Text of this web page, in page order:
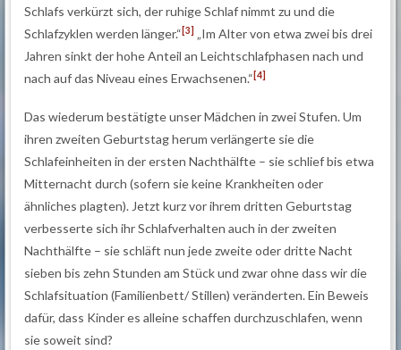
Schlafs verkürzt sich, der ruhige Schlaf nimmt zu und die
Schlafzyklen werden länger.“[3] „Im Alter von etwa zwei bis drei
Jahren sinkt der hohe Anteil an Leichtschlafphasen nach und
nach auf das Niveau eines Erwachsenen.“[4]
Das wiederum bestätigte unser Mädchen in zwei Stufen. Um
ihren zweiten Geburtstag herum verlängerte sie die
Schlafeinheiten in der ersten Nachthälfte – sie schlief bis etwa
Mitternacht durch (sofern sie keine Krankheiten oder
ähnliches plagten). Jetzt kurz vor ihrem dritten Geburtstag
verbesserte sich ihr Schlafverhalten auch in der zweiten
Nachthälfte – sie schläft nun jede zweite oder dritte Nacht
sieben bis zehn Stunden am Stück und zwar ohne dass wir die
Schlafsituation (Familienbett/ Stillen) veränderten. Ein Beweis
dafür, dass Kinder es alleine schaffen durchzuschlafen, wenn
sie soweit sind?